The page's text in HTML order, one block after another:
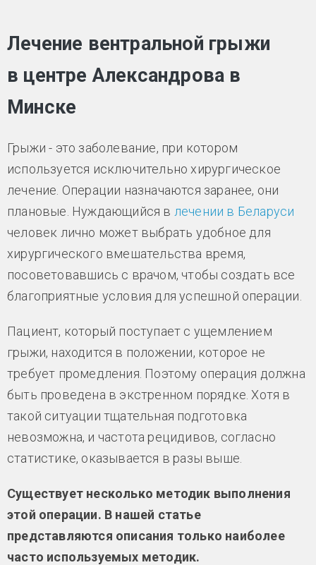
Лечение вентральной грыжи
в центре Александрова в
Минске
Грыжи - это заболевание, при котором
используется исключительно хирургическое
лечение. Операции назначаются заранее, они
плановые. Нуждающийся в лечении в Беларуси
человек лично может выбрать удобное для
хирургического вмешательства время,
посоветовавшись с врачом, чтобы создать все
благоприятные условия для успешной операции.
Пациент, который поступает с ущемлением
грыжи, находится в положении, которое не
требует промедления. Поэтому операция должна
быть проведена в экстренном порядке. Хотя в
такой ситуации тщательная подготовка
невозможна, и частота рецидивов, согласно
статистике, оказывается в разы выше.
Существует несколько методик выполнения
этой операции. В нашей статье
представляются описания только наиболее
часто используемых методик.